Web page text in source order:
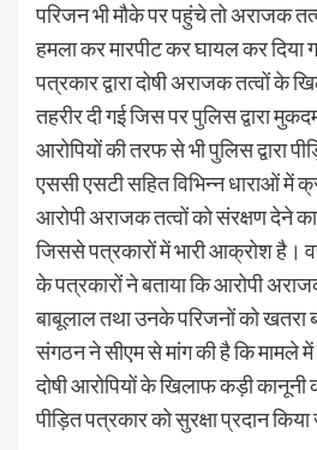
परिजन भी मौके पर पहुंचे तो अराजक
हमला कर मारपीट कर घायल कर दिया
पत्रकार द्वारा दोषी अराजक तत्वों के
तहरीर दी गई जिस पर पुलिस द्वारा
आरोपियों की तरफ से भी पुलिस द्वारा
एससी एसटी सहित विभिन्न धाराओं में
आरोपी अराजक तत्वों को संरक्षण देने का
जिससे पत्रकारों में भारी आक्रोश है।
के पत्रकारों ने बताया कि आरोपी
बाबूलाल तथा उनके परिजनों को
संगठन ने सीएम से मांग की है कि मामले
दोषी आरोपियों के खिलाफ कड़ी कानूनी
पीड़ित पत्रकार को सुरक्षा प्रदान किया